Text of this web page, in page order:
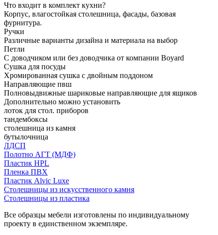
Что входит в комплект кухни?
Корпус, влагостойкая столешница, фасады, базовая
фурнитура.
Ручки
Различные варианты дизайна и материала на выбор
Петли
С доводчиком или без доводчика от компании Boyard
Сушка для посуды
Хромированная сушка с двойным поддоном
Направляющие пвш
Полновыдвижные шариковые направляющие для ящиков
Дополнительно можно установить
лоток для стол. приборов
тандембоксы
столешница из камня
бутылочница
ЛДСП
Полотно АГТ (МДФ)
Пластик HPL
Пленка ПВХ
Пластик Alvic Luxe
Столешницы из искусственного камня
Столешницы из пластика
Все образцы мебели изготовлены по индивидуальному
проекту в единственном экземпляре.